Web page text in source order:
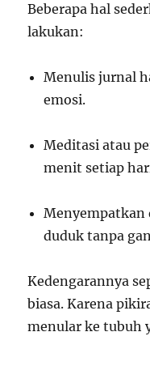
Beberapa hal
lakukan:
Menulis jurnal
emosi.
Meditasi atau
menit setiap
Menyempatkan
duduk tanpa
Kedengarannya
biasa. Karena
menular ke tubuh